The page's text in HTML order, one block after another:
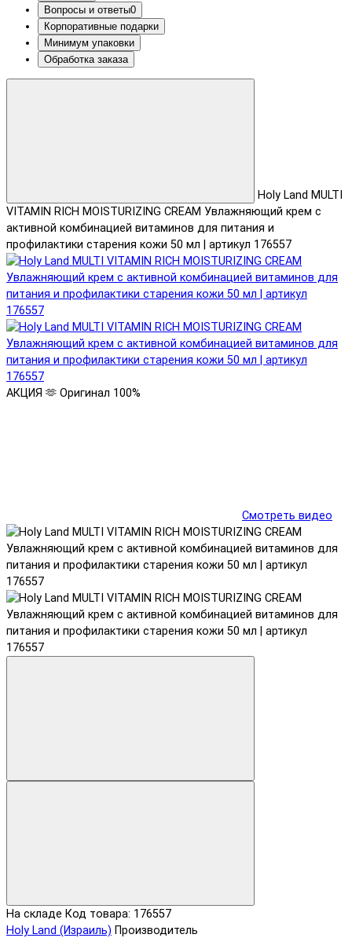
Вопросы и ответы0
Корпоративные подарки
Минимум упаковки
Обработка заказа
Holy Land MULTI
VITAMIN RICH MOISTURIZING CREAM Увлажняющий крем с
активной комбинацией витаминов для питания и
профилактики старения кожи 50 мл | артикул 176557
АКЦИЯ 🫶 Оригинал 100%
Смотреть видео
На складе Код товара: 176557
Holy Land (Израиль) Производитель